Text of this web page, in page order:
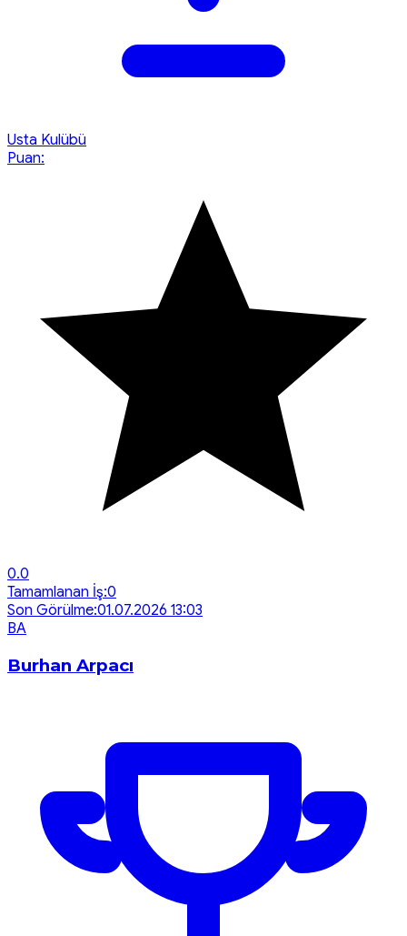
Usta Kulübü
Puan:
0.0
Tamamlanan İş:0
Son Görülme:01.07.2026 13:03
BA
Burhan Arpacı